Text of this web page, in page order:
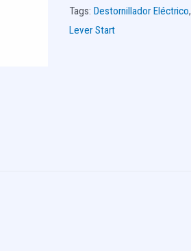
Tags: Destornillador Eléctrico,
Lever Start